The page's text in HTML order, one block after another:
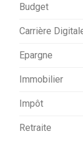
Budget
Carrière
Epargne
Immobilier
Impôt
Retraite